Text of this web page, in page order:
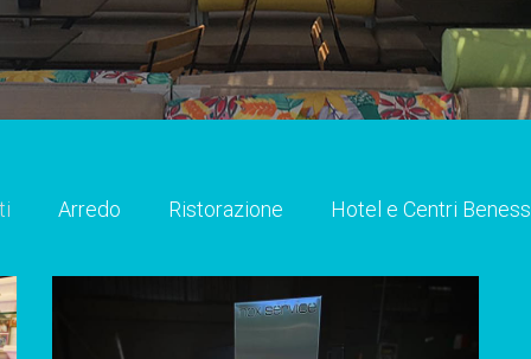
Arredo Ristorazione Hotel e Centri